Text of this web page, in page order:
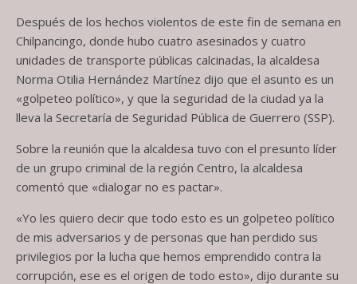
Después de los hechos violentos de este fin de semana en
Chilpancingo, donde hubo cuatro asesinados y cuatro
unidades de transporte públicas calcinadas, la alcaldesa
Norma Otilia Hernández Martínez dijo que el asunto es un
«golpeteo político», y que la seguridad de la ciudad ya la
lleva la Secretaría de Seguridad Pública de Guerrero (SSP).
Sobre la reunión que la alcaldesa tuvo con el presunto líder
de un grupo criminal de la región Centro, la alcaldesa
comentó que «dialogar no es pactar».
«Yo les quiero decir que todo esto es un golpeteo político
de mis adversarios y de personas que han perdido sus
privilegios por la lucha que hemos emprendido contra la
corrupción, ese es el origen de todo esto», dijo durante su